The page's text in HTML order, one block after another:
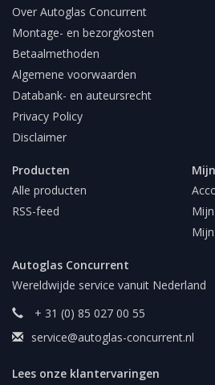
Over Autoglas Concurrent
Montage- en bezorgkosten
Betaalmethoden
Algemene voorwaarden
Databank- en auteursrecht
Privacy Policy
Disclaimer
Producten
Alle producten
RSS-feed
Autoglas Concurrent
Wereldwijde service vanuit Nederland
+ 31 (0) 85 027 00 55
service@autoglas-concurrent.nl
Lees onze klantervaringen